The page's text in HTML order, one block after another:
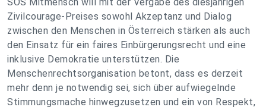
Zivilcourage-Preises sowohl Akzeptanz und Dialog
zwischen den Menschen in Österreich stärken als auch
den Einsatz für ein faires Einbürgerungsrecht und eine
inklusive Demokratie unterstützen. Die
Menschenrechtsorganisation betont, dass es derzeit
mehr denn je notwendig sei, sich über aufwiegelnde
Stimmungsmache hinwegzusetzen und ein von Respekt,